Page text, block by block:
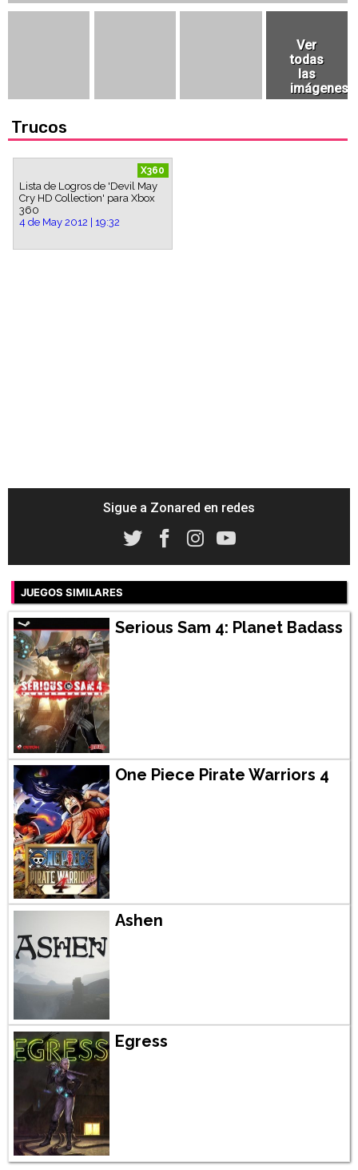
Trucos
X360
Lista de Logros de 'Devil May
Cry HD Collection' para Xbox
360
4 de May 2012 | 19:32
Sigue a Zonared en redes
JUEGOS SIMILARES
Serious Sam 4: Planet Badass
One Piece Pirate Warriors 4
Ashen
Egress